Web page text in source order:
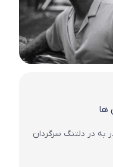
ها
به در دلتنگ سرگردان